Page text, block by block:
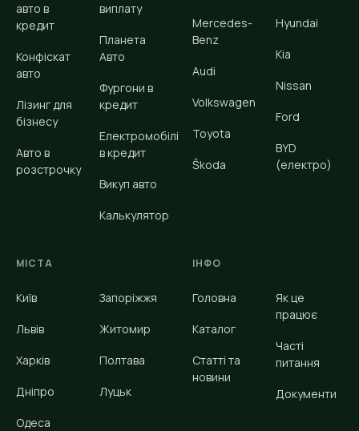
авто в
кредит
Конфіскат
авто
Лізинг для
бізнесу
Авто в
розстрочку
виплату
Планета
Авто
Фургони в
кредит
Електромобілі
в кредит
Викуп авто
Калькулятор
Mercedes-
Benz
Audi
Volkswagen
Toyota
Škoda
Hyundai
Kia
Nissan
Ford
BYD
(електро)
МІСТА
Київ
Львів
Харків
Дніпро
Одеса
Запоріжжя
Житомир
Полтава
Луцьк
ІНФО
Головна
Каталог
Статті та
новини
Як це
працює
Часті
питання
Документи